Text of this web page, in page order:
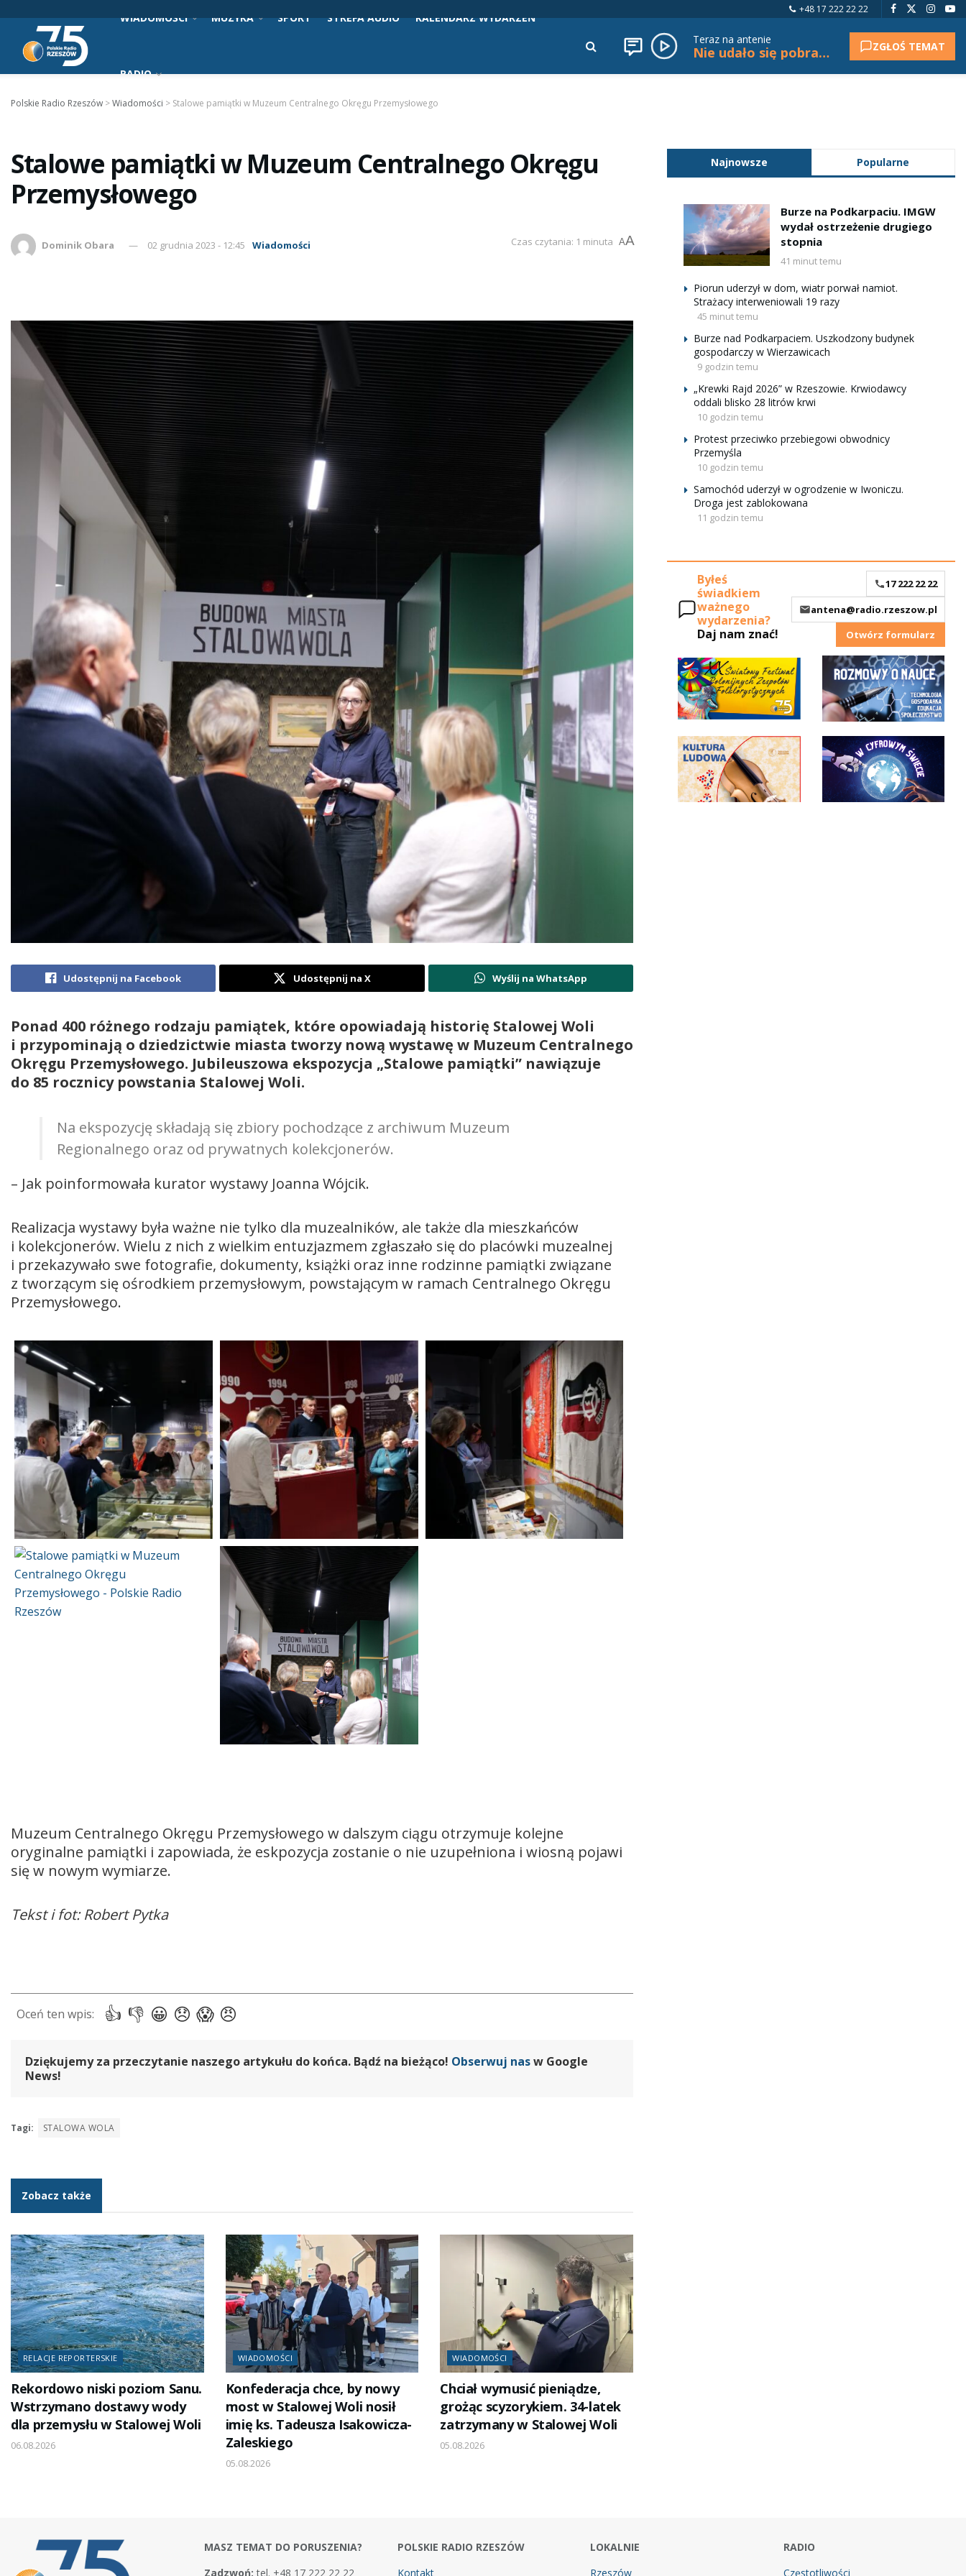
+48 17 222 22 22
WIADOMOŚCI MUZYKA SPORT STREFA AUDIO KALENDARZ WYDARZEŃ
RADIO
Teraz na antenie
Nie udało się pobrać tytułu. ZGŁOŚ TEMAT
Polskie Radio Rzeszów >Wiadomości > Stalowe pamiątki w Muzeum Centralnego Okręgu Przemysłowego
Stalowe pamiątki w Muzeum Centralnego Okręgu
Przemysłowego
Dominik Obara 02 grudnia 2023 - 12:45 Wiadomości Czas czytania: 1 minuta AA
Udostępnij na Facebook Udostępnij na X Wyślij na WhatsApp
Ponad 400 różnego rodzaju pamiątek, które opowiadają historię Stalowej Woli
i przypominają o dziedzictwie miasta tworzy nową wystawę w Muzeum Centralnego
Okręgu Przemysłowego. Jubileuszowa ekspozycja „Stalowe pamiątki” nawiązuje
do 85 rocznicy powstania Stalowej Woli.
Na ekspozycję składają się zbiory pochodzące z archiwum Muzeum
Regionalnego oraz od prywatnych kolekcjonerów.
– Jak poinformowała kurator wystawy Joanna Wójcik.
Realizacja wystawy była ważne nie tylko dla muzealników, ale także dla mieszkańców
i kolekcjonerów. Wielu z nich z wielkim entuzjazmem zgłaszało się do placówki muzealnej
i przekazywało swe fotografie, dokumenty, książki oraz inne rodzinne pamiątki związane
z tworzącym się ośrodkiem przemysłowym, powstającym w ramach Centralnego Okręgu
Przemysłowego.
Muzeum Centralnego Okręgu Przemysłowego w dalszym ciągu otrzymuje kolejne
oryginalne pamiątki i zapowiada, że eskpozycja zostanie o nie uzupełniona i wiosną pojawi
się w nowym wymiarze.
Tekst i fot: Robert Pytka
Dziękujemy za przeczytanie naszego artykułu do końca. Bądź na bieżąco! Obserwuj nasw Google
News!
Tagi: STALOWA WOLA
Zobacz także
RELACJE REPORTERSKIE
Rekordowo niski poziom Sanu.
Wstrzymano dostawy wody
dla przemysłu w Stalowej Woli
06.08.2026
WIADOMOŚCI
Konfederacja chce, by nowy
most w Stalowej Woli nosił
imię ks. Tadeusza Isakowicza-
Zaleskiego
05.08.2026
WIADOMOŚCI
Chciał wymusić pieniądze,
grożąc scyzorykiem. 34-latek
zatrzymany w Stalowej Woli
05.08.2026
Najnowsze Popularne
Burze na Podkarpaciu. IMGW
wydał ostrzeżenie drugiego
stopnia
41 minut temu
Piorun uderzył w dom, wiatr porwał namiot.
Strażacy interweniowali 19 razy
45 minut temu
Burze nad Podkarpaciem. Uszkodzony budynek
gospodarczy w Wierzawicach
9 godzin temu
„Krewki Rajd 2026” w Rzeszowie. Krwiodawcy
oddali blisko 28 litrów krwi
10 godzin temu
Protest przeciwko przebiegowi obwodnicy
Przemyśla
10 godzin temu
Samochód uderzył w ogrodzenie w Iwoniczu.
Droga jest zablokowana
11 godzin temu
Byłeś
świadkiem
ważnego
wydarzenia?
Daj nam znać!
17 222 22 22
antena@radio.rzeszow.pl
Otwórz formularz
MASZ TEMAT DO PORUSZENIA?
Zadzwoń: tel. +48 17 222 22 22
POLSKIE RADIO RZESZÓW
Kontakt
LOKALNIE
Rzeszów
RADIO
Częstotliwości